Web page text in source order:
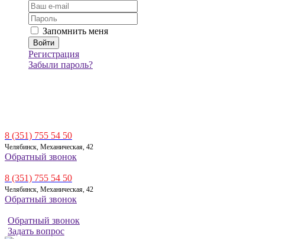
Запомнить меня
Регистрация
Забыли пароль?
8 (351) 755 54 50
Челябинск, Механическая, 42
Обратный звонок
8 (351) 755 54 50
Челябинск, Механическая, 42
Обратный звонок
Обратный звонок
Задать вопрос